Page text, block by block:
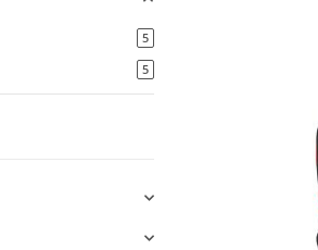
5Artikel gefunden
5Artikel gefunden